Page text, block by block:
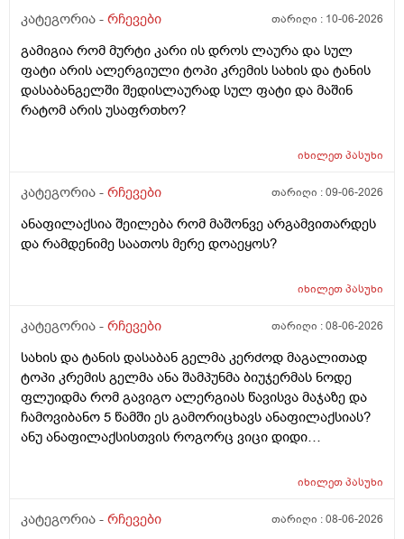
კატეგორია - რჩევები თარიღი : 10-06-2026
გამიგია რომ მურტი კარი ის დროს ლაურა და სულ
ფატი არის ალერგიული ტოპი კრემის სახის და ტანის
დასაბანგელში შედისლაურად სულ ფატი და მაშინ
რატომ არის უსაფრთხო?
იხილეთპასუხი
კატეგორია - რჩევები თარიღი :09-06-2026
ანაფილაქსია შეილება რომ მაშონვე არგამვითარდეს
და რამდენიმე საათოს მერე დოაეყოს?
იხილეთპასუხი
კატეგორია - რჩევები თარიღი :08-06-2026
სახის და ტანის დასაბან გელმა კერძოდ მაგალითად
ტოპი კრემის გელმა ანა შამპუნმა ბიუჯერმას ნოდე
ფლუიდმა რომ გავიგო ალერგიას წავისვა მაჯაზე და
ჩამოვიბანო 5 წამში ეს გამორიცხავს ანაფილაქსიას?
ანუ ანაფილაქსისთვის როგორც ვიცი დიდი
ანაფილაქცია განვითარდეს სწორია? ანუ იმ
კონკრეტული რაღაც ნივთიერების მიმართ ეს ტესტი
იხილეთპასუხი
კატეგორია - რჩევები თარიღი :08-06-2026